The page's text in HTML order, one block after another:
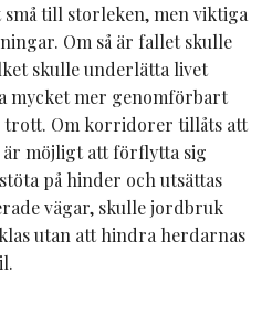
till storleken, men viktiga
Om så är fallet skulle
skulle underlätta livet
mycket mer genomförbart
trott. Om korridorer tillåts att
möjligt att förflytta sig
på hinder och utsättas
vägar, skulle jordbruk
utan att hindra herdarnas